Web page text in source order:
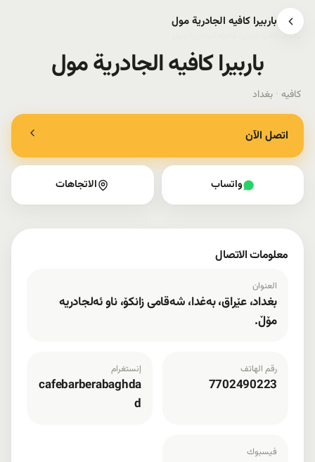
باربيرا كافيه الجادرية مول
بغداد
باربيرا كافيه الجادرية مول
كافيه · بغداد
اتصل الآن
واتساب الاتجاهات
معلومات الاتصال
العنوان
بغداد، عێراق، بەغدا، شەقامی زانکۆ، ناو ئەلجادریە
مۆڵ.
رقم الهاتف
7702490223
إنستغرام
cafebarberabaghda
d
فيسبوك